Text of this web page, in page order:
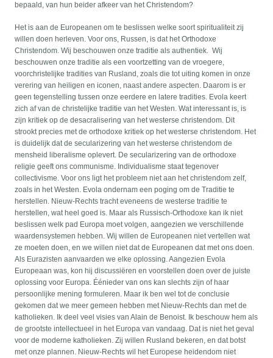
bepaald, van hun beider afkeer van het Christendom?
Het is aan de Europeanen om te beslissen welke soort spiritualiteit zij
willen doen herleven. Voor ons, Russen, is dat het Orthodoxe
Christendom. Wij beschouwen onze traditie als authentiek. Wij
beschouwen onze traditie als een voortzetting van de vroegere,
voorchristelijke tradities van Rusland, zoals die tot uiting komen in onze
verering van heiligen en iconen, naast andere aspecten. Daarom is er
geen tegenstelling tussen onze eerdere en latere tradities. Evola keert
zich af van de christelijke traditie van het Westen. Wat interessant is, is
zijn kritiek op de desacralisering van het westerse christendom. Dit
strookt precies met de orthodoxe kritiek op het westerse christendom. Het
is duidelijk dat de secularizering van het westerse christendom de
mensheid liberalisme oplevert. De secularizering van de orthodoxe
religie geeft ons communisme. Individualisme staat tegenover
collectivisme. Voor ons ligt het probleem niet aan het christendom zelf,
zoals in het Westen. Evola ondernam een poging om de Traditie te
herstellen. Nieuw-Rechts tracht eveneens de westerse traditie te
herstellen, wat heel goed is. Maar als Russisch-Orthodoxe kan ik niet
beslissen welk pad Europa moet volgen, aangezien we verschillende
waardensystemen hebben. Wij willen de Europeanen niet vertellen wat
ze moeten doen, en we willen niet dat de Europeanen dat met ons doen.
Als Eurazisten aanvaarden we elke oplossing. Aangezien Evola
Europeaan was, kon hij discussiëren en voorstellen doen over de juiste
oplossing voor Europa. Éénieder van ons kan slechts zijn of haar
persoonlijke mening formuleren. Maar ik ben wel tot de conclusie
gekomen dat we meer gemeen hebben met Nieuw-Rechts dan met de
katholieken. Ik deel veel visies van Alain de Benoist. Ik beschouw hem als
de grootste intellectueel in het Europa van vandaag. Dat is niet het geval
voor de moderne katholieken. Zij willen Rusland bekeren, en dat botst
met onze plannen. Nieuw-Rechts wil het Europese heidendom niet